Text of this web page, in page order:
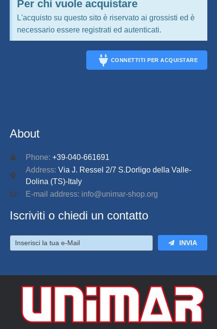
Per chi vuole acquistare
L'acquisto su questo sito è riservato ai grossisti ed è
necessario essere registrati ed autenticati.
CONNETTITI PER ACQUISTARE
About
Phone: +39-040-661691
Address: Via J. Ressel 2/7 S.Dorligo della Valle-
Dolina (TS)-Italy
E-mail address: info@unimar-shop.org
Iscriviti o chiedi un contatto
INVIA